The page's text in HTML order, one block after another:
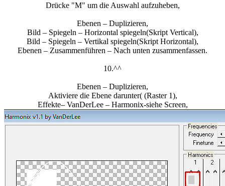
Drücke "M" um die Auswahl aufzuheben,
Ebenen – Duplizieren,
Bild – Spiegeln – Horizontal spiegeln(Skript Vertical),
Bild – Spiegeln – Vertikal spiegeln(Skript Horizontal),
Ebenen – Zusammenführen – Nach unten zusammenfassen.
10.^^
Ebenen – Duplizieren,
Aktiviere die Ebene darunter( (Raster 1),
Effekte– VanDerLee – Harmonix-siehe Screen,